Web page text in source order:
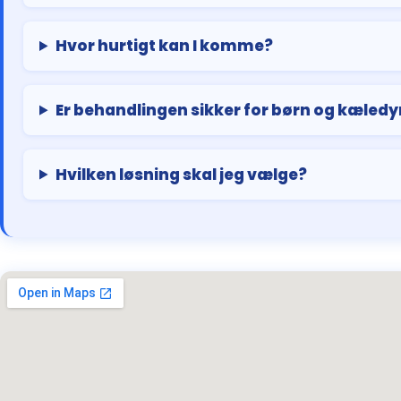
Hvor hurtigt kan I komme?
Er behandlingen sikker for børn og
Hvilken løsning skal jeg vælge?